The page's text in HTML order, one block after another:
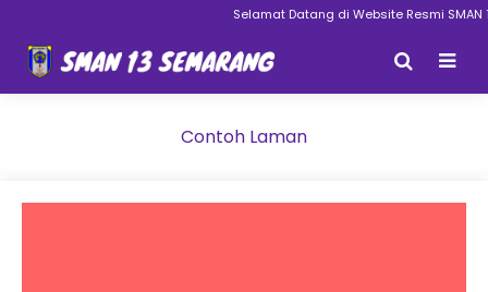
Selamat Datang di Website Resmi SMAN
Contoh Laman